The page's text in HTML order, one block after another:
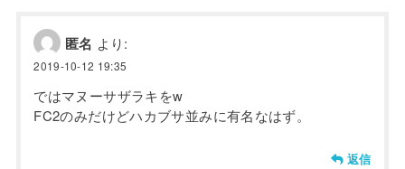
匿名 より:
2019-10-12 19:35
ではマヌーサザラキをw
FC2のみだけどハカブサ並みに有名なはず。
返信